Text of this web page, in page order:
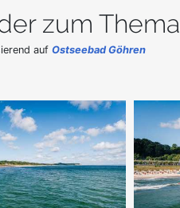
zum Thema
auf Ostseebad Göhren